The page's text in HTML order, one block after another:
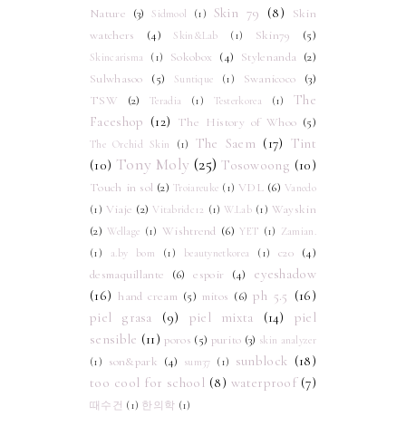
Nature
(3) Sidmool (1) Skin 79 (8)
Skin
watchers
(4) Skin&Lab (1) Skin79 (5)
Skincarisma (1) Sokobox (4) Stylenanda
(2)
Sulwhasoo
(5) Suntique (1) Swanicoco
(3)
TSW
(2) Teradia (1) Testerkorea (1)
The
Faceshop (12) The History of Whoo (5)
The Orchid Skin (1) The Saem (17) Tint
(10) Tony Moly (25) Tosowoong (10)
Touch in sol (2) Troiareuke (1) VDL (6) Vanedo
(1) Viaje (2) Vitabridc12 (1) W.Lab (1) Wayskin
(2) Wellage (1) Wishtrend (6) YET (1) Zamian.
(1)
a.by bom (1) beautynetkorea (1) c20
(4)
desmaquillante
(6) espoir (4)
eyeshadow
(16) hand cream (5) mitos (6) ph 5.5 (16)
piel grasa
(9) piel mixta (14)
piel
sensible (11) poros (5) purito (3) skin analyzer
(1)
son&park (4) sum37 (1) sunblock (18)
too cool for school (8) waterproof (7)
때수건 (1) 한의학 (1)